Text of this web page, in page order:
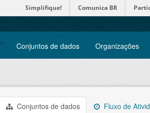
Simplifique! Comunica BR
Conjuntos de dados Organizações
Conjuntos de dados Fluxo de